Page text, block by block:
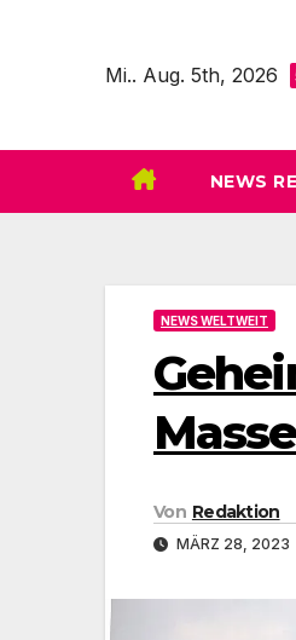
Mi.. Aug. 5th, 2026
NEWS
NEWS WELTWEIT
Von Redaktion
MÄRZ 28, 2023